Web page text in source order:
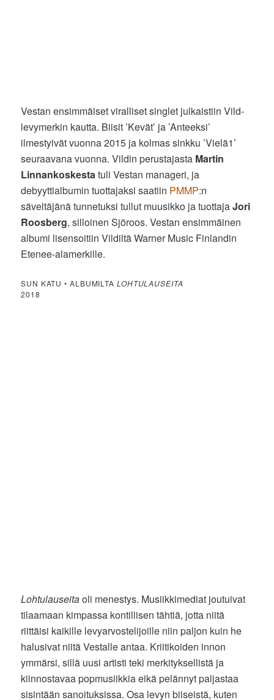
Vestan ensimmäiset viralliset singlet julkaistiin Vild-
levymerkin kautta. Biisit ’Kevät’ ja ’Anteeksi’
ilmestyivät vuonna 2015 ja kolmas sinkku ’Vielä1’
seuraavana vuonna. Vildin perustajasta Martin
Linnankoskestatuli Vestan manageri, ja
debyyttialbumin tuottajaksi saatiin PMMP:n
säveltäjänä tunnetuksi tullut muusikko ja tuottajaJori
Roosberg, silloinen Sjöroos. Vestan ensimmäinen
albumi lisensoitiin Vildiltä Warner Music Finlandin
Etenee-alamerkille.
SUN KATU • ALBUMILTA LOHTULAUSEITA
2018
Lohtulauseitaoli menestys. Musiikkimediat joutuivat
tilaamaan kimpassa kontillisen tähtiä, jotta niitä
riittäisi kaikille levyarvostelijoille niin paljon kuin he
halusivat niitä Vestalle antaa. Kriitikoiden innon
ymmärsi, sillä uusi artisti teki merkityksellistä ja
kiinnostavaa popmusiikkia eikä pelännyt paljastaa
sisintään sanoituksissa. Osa levyn biiseistä, kuten